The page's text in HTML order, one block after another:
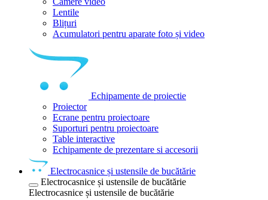
Lentile
Blițuri
Acumulatori pentru aparate foto și video
Echipamente de proiectie
Proiector
Ecrane pentru proiectoare
Suporturi pentru proiectoare
Table interactive
Echipamente de prezentare si accesorii
Electrocasnice și ustensile de bucătărie
Electrocasnice și ustensile de bucătărie
Electrocasnice și ustensile de bucătărie